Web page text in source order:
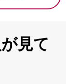
見て